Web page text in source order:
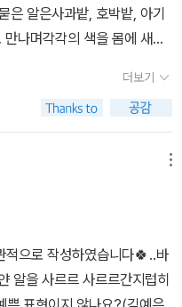
!무채색으로 시작해 점점 더
그림들에눈이 즐거운 그림
르 #사각사각그림책#그림책
은 알은사과밭, 호박밭, 아기
나며각각의 색을 몸에 새기
.까맣게 변한 모습에 우울해
모든 색이사라진 것이 아니
닫게 되어요..단순한 형태와
주는 그림체로제한된 색채
인 색채 여정 속에서내면의
르르〉단순하면서도 깊은 울
어떤 색이 등장할지, 어떤 친
떤 친구가 어떤 색을 나눠줄
더보기
적으로 작성하였습니다🍀..바
알을 사르르 사르르간지럽히